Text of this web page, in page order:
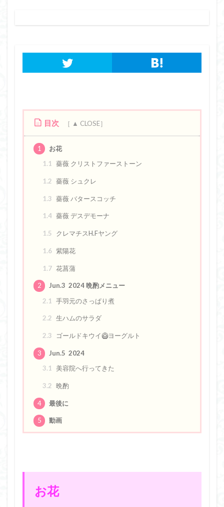
目次
1
お花
1.1
薔薇 クリストファーストーン
1.2 薔薇 シュクレ
1.3 薔薇 バタースコッチ
1.4 薔薇 デスデモーナ
1.5 クレマチスH.Fヤング
1.6 紫陽花
1.7 花菖蒲
2
Jun.3 2024 晩酌メニュー
2.1
手羽元のさっぱり煮
2.2 生ハムのサラダ
2.3 ゴールドキウイ🥝ヨーグルト
3
Jun.5 2024
3.1
美容院へ行ってきた
3.2 晩酌
4 最後に
5 動画
お花